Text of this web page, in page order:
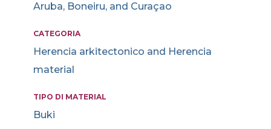
Aruba, Boneiru, and Curaçao
CATEGORIA
Herencia arkitectonico and Herencia
material
TIPO DI MATERIAL
Buki